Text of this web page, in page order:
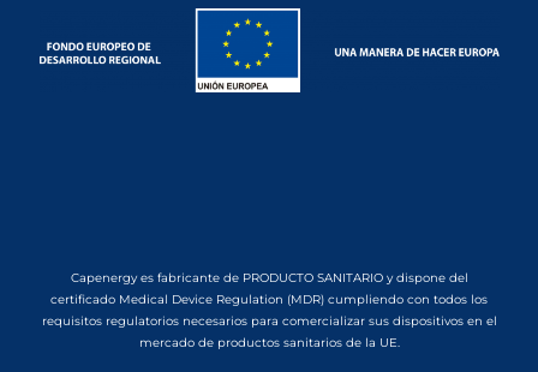
Capenergy es fabricante de PRODUCTO SANITARIO y dispone del
certificado Medical Device Regulation (MDR) cumpliendo con todos los
requisitos regulatorios necesarios para comercializar sus dispositivos en el
mercado de productos sanitarios de la UE.